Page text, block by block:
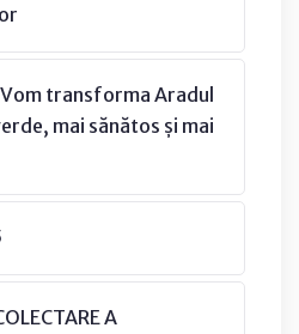
transforma Aradul
mai sănătos și mai
A